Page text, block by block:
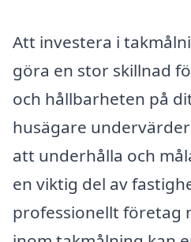
Att investera i
göra en stor skillnad
och hållbarheten på
husägare
att underhålla och
en viktig del av
professionellt företag